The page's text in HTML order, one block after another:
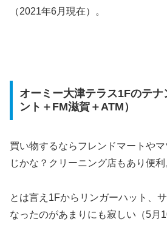
（2021年6月現在）。
オーミー大津テラス1Fのテ
ント＋FM滋賀＋ATM）
買い物するならフレンドマートや
じかな？クリーニング店もあり便利
とは言え1Fからリンガーハット、
なったのがあまりにも寂しい（5月